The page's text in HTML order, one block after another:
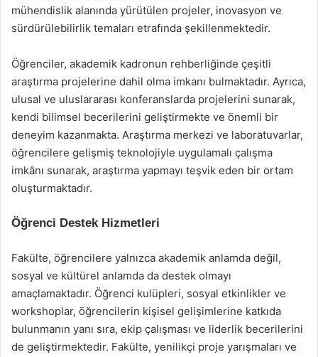
mühendislik alanında yürütülen projeler, inovasyon ve
sürdürülebilirlik temaları etrafında şekillenmektedir.
Öğrenciler, akademik kadronun rehberliğinde çeşitli
araştırma projelerine dahil olma imkanı bulmaktadır. Ayrıca,
ulusal ve uluslararası konferanslarda projelerini sunarak,
kendi bilimsel becerilerini geliştirmekte ve önemli bir
deneyim kazanmakta. Araştırma merkezi ve laboratuvarlar,
öğrencilere gelişmiş teknolojiyle uygulamalı çalışma
imkânı sunarak, araştırma yapmayı teşvik eden bir ortam
oluşturmaktadır.
Öğrenci Destek Hizmetleri
Fakülte, öğrencilere yalnızca akademik anlamda değil,
sosyal ve kültürel anlamda da destek olmayı
amaçlamaktadır. Öğrenci kulüpleri, sosyal etkinlikler ve
workshoplar, öğrencilerin kişisel gelişimlerine katkıda
bulunmanın yanı sıra, ekip çalışması ve liderlik becerilerini
de geliştirmektedir. Fakülte, yenilikçi proje yarışmaları ve